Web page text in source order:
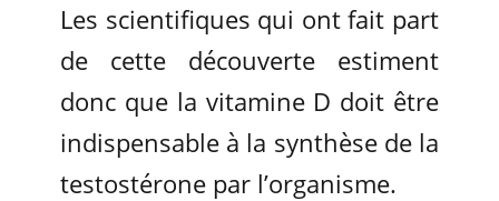
Les scientifiques qui ont fait part
de cette découverte estiment
donc que la vitamine D doit être
indispensable à la synthèse de la
testostérone par l’organisme.